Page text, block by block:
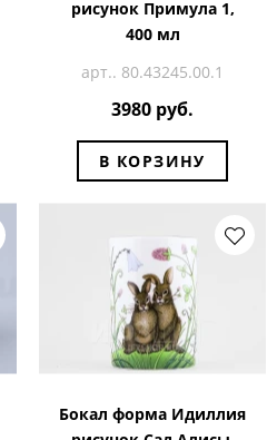
рисунок Примула 1,
400 мл
арт.. 80.43245.00.1
3980 руб.
В КОРЗИНУ
Бокал форма Идиллия